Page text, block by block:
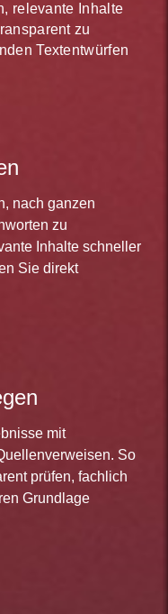
relevante Inhalte
zu
Textentwürfen
nach ganzen
zu
Inhalte schneller
Sie direkt
mit
So
prüfen, fachlich
Grundlage